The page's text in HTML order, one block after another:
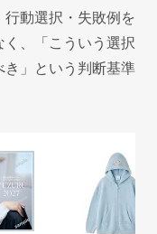
動選択・失敗例を
、「こういう選択
き」という判断基準